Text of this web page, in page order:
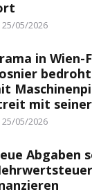
Posted
25/05/2026
in Wien-
mit
Posted
25/05/2026
Abgaben